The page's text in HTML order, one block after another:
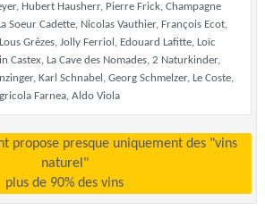
Hubert Hausherr, Pierre Frick, Champagne
Soeur Cadette, Nicolas Vauthier, François Ecot,
Grèzes, Jolly Ferriol, Edouard Lafitte, Loïc
Castex, La Cave des Nomades, 2 Naturkinder,
Karl Schnabel, Georg Schmelzer, Le Coste,
Farnea, Aldo Viola
naturel"
plus de 90% des vins